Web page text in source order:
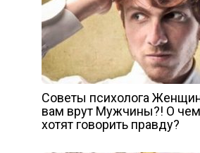
Советы психолога
вам врут Мужчины?! О
хотят говорить правду?